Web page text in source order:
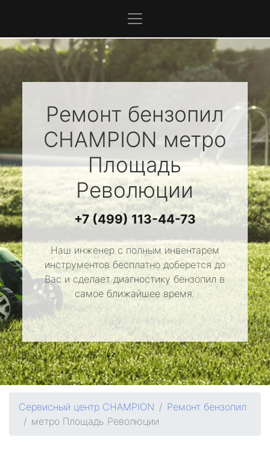
Ремонт бензопил
CHAMPION метро
Площадь
Революции
+7 (499) 113-44-73
Наш инженер с полным инвентарем
инструментов бесплатно доберется до
Вас и сделает диагностику бензопил в
самое ближайшее время.
Сервисный центр CHAMPION
Ремонт бензопил
метро Площадь Революции